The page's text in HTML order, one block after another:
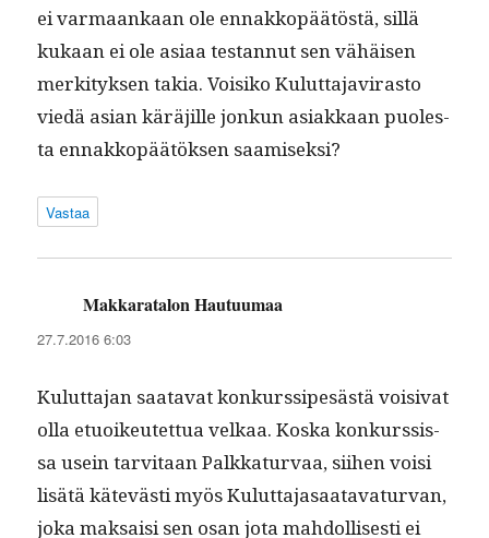
ei var­maankaan ole ennakkopäätöstä, sil­lä
kukaan ei ole asi­aa tes­tannut sen vähäisen
merk­i­tyk­sen takia. Voisiko Kulut­ta­javi­ras­to
viedä asian käräjille jonkun asi­akkaan puoles­
ta ennakkopäätök­sen saamiseksi?
Vastaa
Makkaratalon Hautuumaa
27.7.2016 6:03
Kulut­ta­jan saata­vat konkurssipesästä voisi­vat
olla etuoikeutet­tua velkaa. Kos­ka konkurssis­
sa usein tarvi­taan Palkkatur­vaa, siihen voisi
lisätä kätevästi myös Kulut­ta­jasaata­vatur­van,
joka mak­saisi sen osan jota mah­dol­lis­es­ti ei